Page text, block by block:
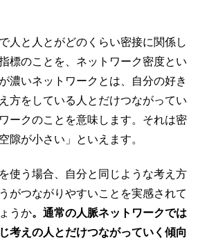
人と人とがどのくらい密接に関係し
標のことを、ネットワーク密度とい
濃いネットワークとは、自分の好き
方をしている人とだけつながってい
ークのことを意味します。それは密
隙が小さい」といえます。
使う場合、自分と同じような考え方
がつながりやすいことを実感されて
うか。通常の人脈ネットワークでは
考えの人とだけつながっていく傾向